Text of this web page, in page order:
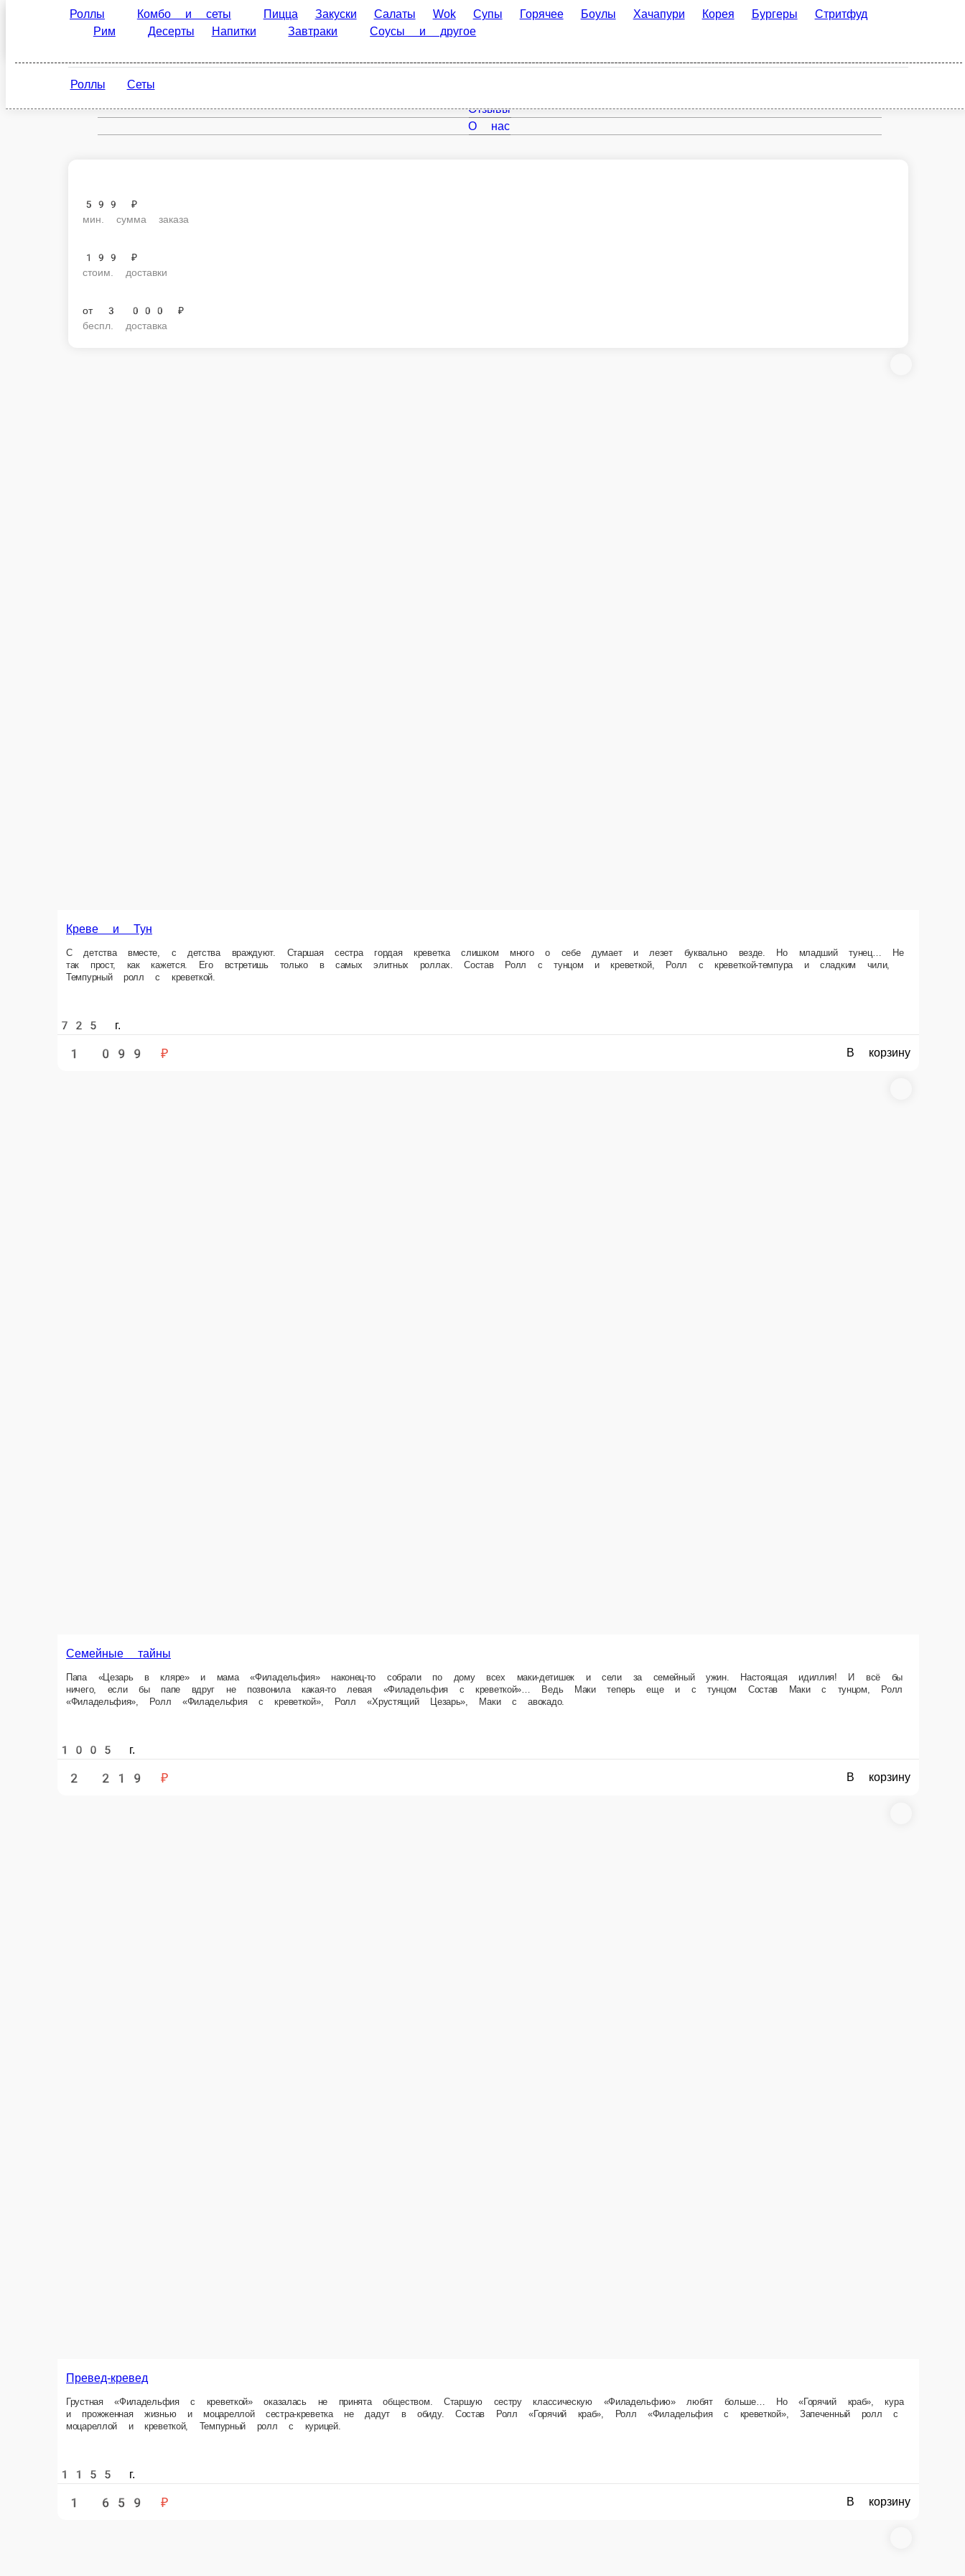
Выборг
Настройки
Отзывы
О нас
599 ₽
мин. сумма заказа
199 ₽
стоим. доставки
от 3 000 ₽
беспл. доставка
Роллы Комбо и сеты Закуски Салаты Wok Супы Горячее Боулы Хачапури Корея Бургеры Стритфуд
Рим
Десерты
Напитки Завтраки Соусы и другое
Роллы Сеты
Креве и Тун
С детства вместе, с детства враждуют. Старшая сестра гордая креветка слишком много о себе думает и лезет буквально везде. Но младший тунец… Не так прост, как кажется. Его встретишь только в самых элитных роллах. Состав
Ролл с тунцом и креветкой, Ролл с креветкой-темпура и сладким чили, Темпурный ролл с креветкой.
725 г.
1 099 ₽ В корзину
Семейные тайны
Папа «Цезарь в кляре» и мама «Филадельфия» наконец-то собрали по дому всех маки-детишек и сели за семейный ужин. Настоящая идиллия! И всё бы ничего, если бы папе вдруг не позвонила какая-то левая «Филадельфия с
креветкой»… Ведь Маки теперь еще и с тунцом Состав Маки с тунцом, Ролл «Филадельфия», Ролл «Филадельфия с креветкой», Ролл «Хрустящий Цезарь», Маки с авокадо.
1005 г.
2 219 ₽
Состав Ролл «Горячий краб», Ролл «Филадельфия с креветкой», Запеченный ролл с моцареллой и креветкой, Темпурный ролл с курицей.